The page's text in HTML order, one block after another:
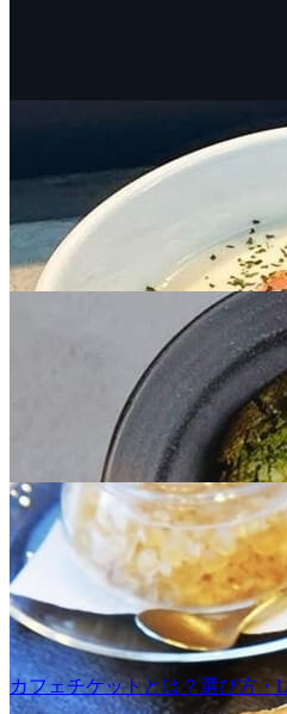
カフェバ
【デジタルチケット】
フェ750コース
全 129
店舗で使える
デジタルチケット カフェバ
【デジタルチケット】朝
券 1000コース
全69店舗で使える
¥1,000
カフェチケットとは？選び方・